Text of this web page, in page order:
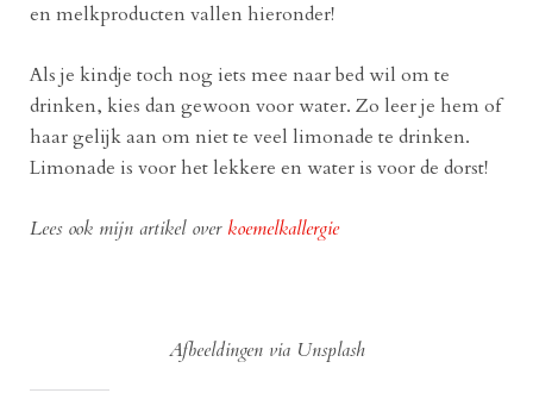
en melkproducten vallen hieronder!
Als je kindje toch nog iets mee naar bed wil om te
drinken, kies dan gewoon voor water. Zo leer je hem of
haar gelijk aan om niet te veel limonade te drinken.
Limonade is voor het lekkere en water is voor de dorst!
Lees ook mijn artikel over koemelkallergie
Afbeeldingen via Unsplash